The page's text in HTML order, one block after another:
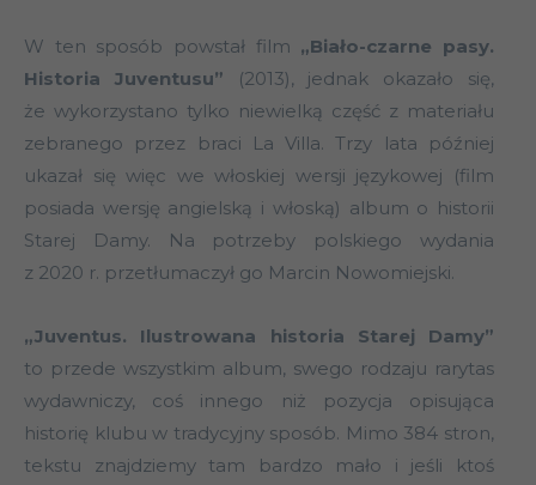
W ten sposób powstał film „Biało-czarne pasy.
Historia Juventusu” (2013), jednak okazało się,
że wykorzystano tylko niewielką część z materiału
zebranego przez braci La Villa. Trzy lata później
ukazał się więc we włoskiej wersji językowej (film
posiada wersję angielską i włoską) album o historii
Starej Damy. Na potrzeby polskiego wydania
z 2020 r. przetłumaczył go Marcin Nowomiejski.
„Juventus. Ilustrowana historia Starej Damy”
to przede wszystkim album, swego rodzaju rarytas
wydawniczy, coś innego niż pozycja opisująca
historię klubu w tradycyjny sposób. Mimo 384 stron,
tekstu znajdziemy tam bardzo mało i jeśli ktoś